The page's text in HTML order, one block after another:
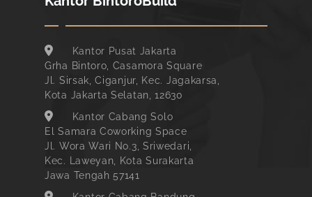
Kantor Pusat Jakarta
Grha Bintoro, Casamora Square
Jl. Sirsak, Ciganjur, Kec. Jagakarsa,
Kota Jakarta Selatan, 12630
Kantor Cabang Solo
El Samara Coworking Space
Jl. Wora Wari No.3, Sriwedari,
Kec. Laweyan, Kota Surakarta
Jawa Tengah 57141